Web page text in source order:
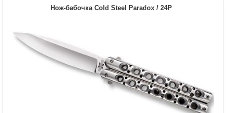
Нож-бабочка Cold Steel Paradox / 24P